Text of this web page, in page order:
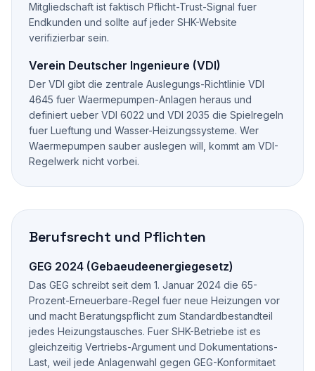
Mitgliedschaft ist faktisch Pflicht-Trust-Signal fuer
Endkunden und sollte auf jeder SHK-Website
verifizierbar sein.
Verein Deutscher Ingenieure (VDI)
Der VDI gibt die zentrale Auslegungs-Richtlinie VDI
4645 fuer Waermepumpen-Anlagen heraus und
definiert ueber VDI 6022 und VDI 2035 die Spielregeln
fuer Lueftung und Wasser-Heizungssysteme. Wer
Waermepumpen sauber auslegen will, kommt am VDI-
Regelwerk nicht vorbei.
Berufsrecht und Pflichten
GEG 2024 (Gebaeudeenergiegesetz)
Das GEG schreibt seit dem 1. Januar 2024 die 65-
Prozent-Erneuerbare-Regel fuer neue Heizungen vor
und macht Beratungspflicht zum Standardbestandteil
jedes Heizungstausches. Fuer SHK-Betriebe ist es
gleichzeitig Vertriebs-Argument und Dokumentations-
Last, weil jede Anlagenwahl gegen GEG-Konformitaet